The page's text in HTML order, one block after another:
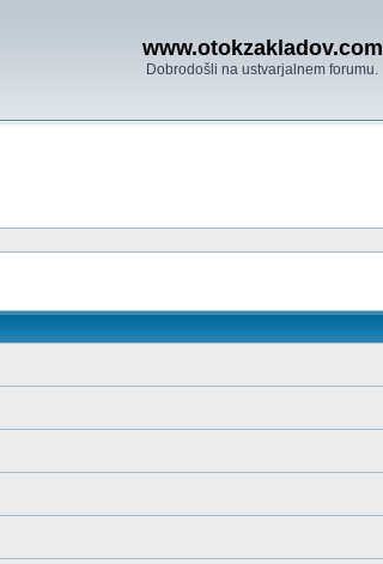
www.otokzakladov.com
Dobrodošli na ustvarjalnem forumu.